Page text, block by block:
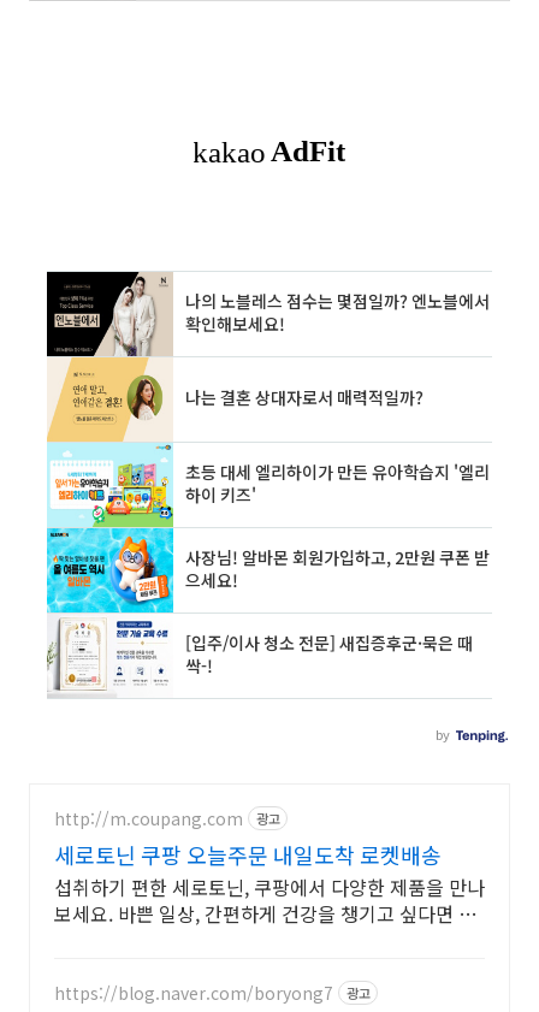
http://m.coupang.com 광고
세로토닌 쿠팡 오늘주문 내일도착 로켓배송
섭취하기 편한 세로토닌, 쿠팡에서 다양한 제품을 만나
보세요. 바쁜 일상, 간편하게 건강을 챙기고 싶다면 로
https://blog.naver.com/boryong7 광고